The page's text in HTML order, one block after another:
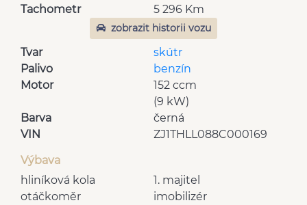
Tachometr
5 296 Km
zobrazit historii vozu
Tvar
skútr
Palivo
benzín
Motor
152 ccm
(9 kW)
Barva
černá
VIN
ZJ1THLL088C000169
Výbava
1. majitel
hliníková kola
imobilizér
otáčkoměr